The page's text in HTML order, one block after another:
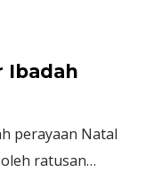
Ibadah
perayaan Natal
ratusan…